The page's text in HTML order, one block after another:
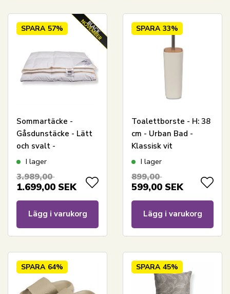
SPARA 57%
Sommartäcke -
Gåsdunstäcke - Lätt
och svalt -
Allergivänligt -
Living
I lager
3.989,00
1.699,00 SEK
Lägg i varukorg
SPARA 33%
Toalettborste - H: 38
cm - Urban Bad -
Klassisk vit
I lager
899,00
599,00 SEK
Lägg i varukorg
SPARA 64% SPARA 45%